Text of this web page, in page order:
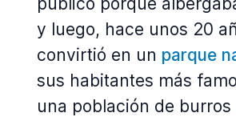
y luego, hace unos 20
convirtió en un parque
sus habitantes más
una población de burros